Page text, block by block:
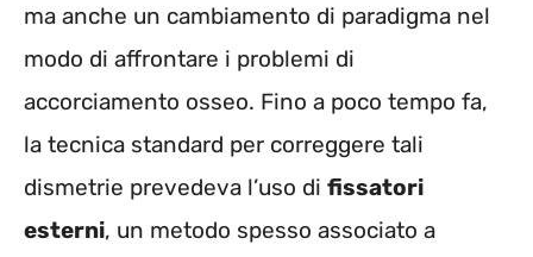
ma anche un cambiamento di paradigma nel
modo di affrontare i problemi di
accorciamento osseo. Fino a poco tempo fa,
la tecnica standard per correggere tali
dismetrie prevedeva l’uso di fissatori
esterni, un metodo spesso associato a